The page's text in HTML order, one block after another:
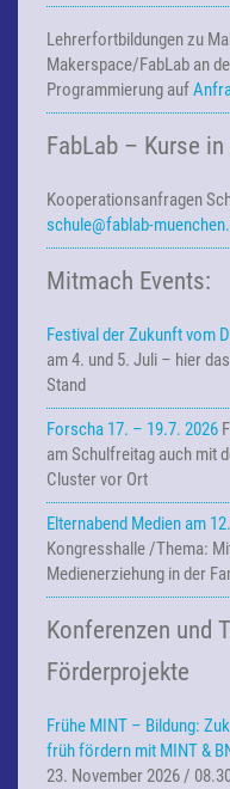
Lehrerfortbildungen zu
Makerspace/FabLab an
Programmierung auf
FabLab – Kurse
Kooperationsanfragen
schule@fablab-
Mitmach Events:
Festival der Zukunft vom
am 4. und 5. Juli – hier
Stand
Forscha 17. – 19.7. 2026
am Schulfreitag auch mit
Cluster vor Ort
Elternabend Medien am
Kongresshalle /Thema:
Medienerziehung in der
Konferenzen und
Förderprojekte
Frühe MINT – Bildung:
früh fördern mit MINT &
23. November 2026 /